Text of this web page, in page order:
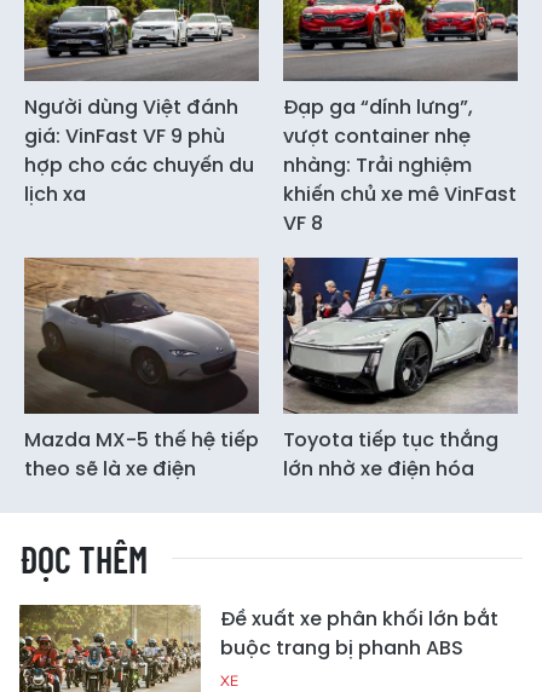
Người dùng Việt đánh
giá: VinFast VF 9 phù
hợp cho các chuyến du
lịch xa
Đạp ga “dính lưng”,
vượt container nhẹ
nhàng: Trải nghiệm
khiến chủ xe mê VinFast
VF 8
Mazda MX-5 thế hệ tiếp
theo sẽ là xe điện
Toyota tiếp tục thắng
lớn nhờ xe điện hóa
ĐỌC THÊM
Đề xuất xe phân khối lớn bắt
buộc trang bị phanh ABS
XE